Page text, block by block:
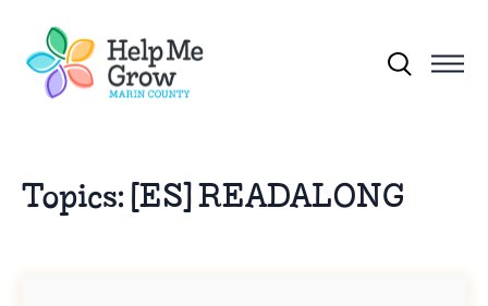
Search for:
Topics: [ES] READALONG